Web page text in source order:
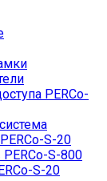
PERCo-
S-20
S-800
S-20